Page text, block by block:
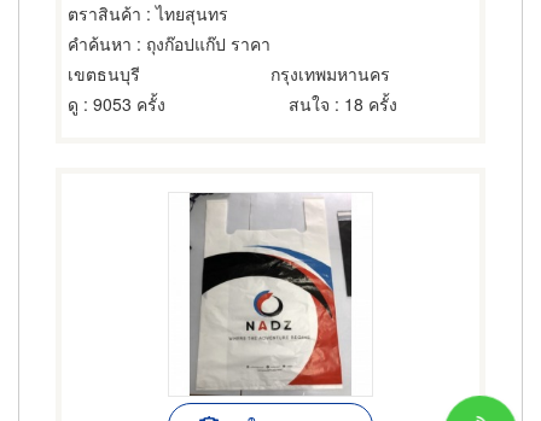
ตราสินค้า : ไทยสุนทร
คำค้นหา : ถุงก๊อปแก๊ป ราคา
เขตธนบุรี
กรุงเทพมหานคร
ดู : 9053 ครั้ง สนใจ : 18 ครั้ง